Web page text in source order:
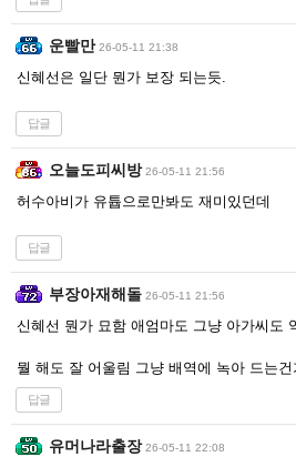
운빨만 26-05-11 21:38
신혜선은 일단 뭔가 보장 되는듯.
답글
오늘도피씨방 26-05-11 21:56
허수아비가 유튭으로만봐도 재미있던데
답글
부장아재해돌 26-05-11 21:56
신혜선 뭔가 묘함 애엄마도 그냥 아가씨도
뭘 해도 잘 어울림 그냥 배역에 녹아 드는건
답글
유머나라출장 26-05-11 22:08